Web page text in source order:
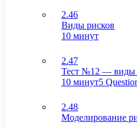
2.46
Виды рисков
10 минут
2.47
Тест №12 — виды
10 минут5
2.48
Моделирование